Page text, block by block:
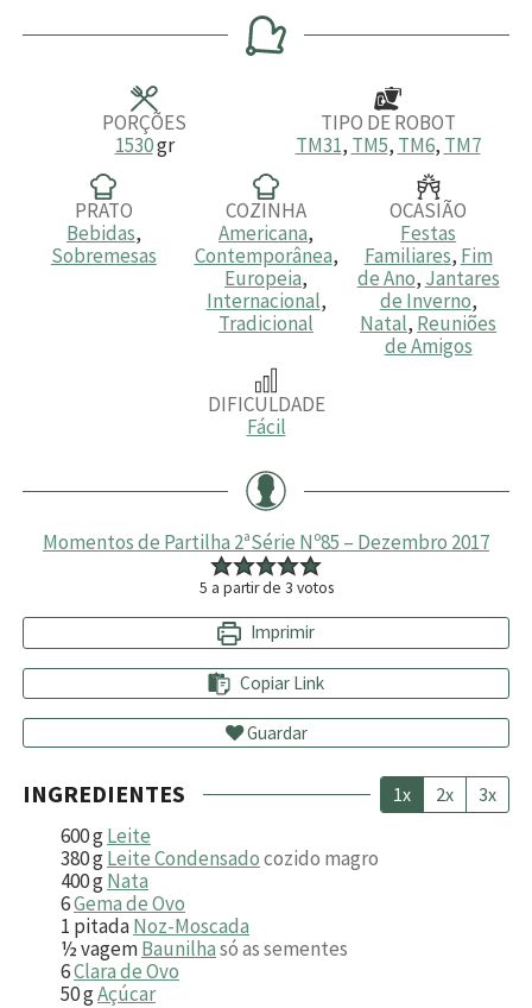
u
n
u
t
u
PORÇÕES
1530gr
TIPO DE ROBOT
TM31, TM5, TM6, TM7
PRATO
Bebidas,
Sobremesas
COZINHA
Americana,
Contemporânea,
Europeia,
Internacional,
Tradicional
OCASIÃO
Festas
Familiares, Fim
de Ano, Jantares
de Inverno,
Natal, Reuniões
de Amigos
DIFICULDADE
Fácil
Momentos de Partilha 2ªSérie Nº85 – Dezembro 2017
5 a partir de 3 votos
Imprimir
Copiar Link
Guardar
INGREDIENTES 1x 2x 3x
600gLeite
380gLeite Condensadocozido magro
400gNata
6Gema de Ovo
1 pitadaNoz-Moscada
½vagemBaunilhasó as sementes
6Clara de Ovo
50gAçúcar